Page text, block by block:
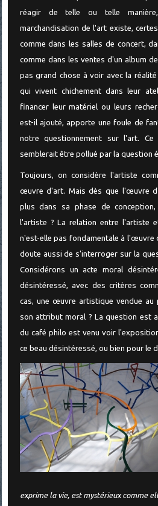
réagir de telle ou telle
marchandisation de l'art existe,
comme dans les salles de concert,
comme dans les ventes d'un album
pas grand chose à voir avec la
qui vivent chichement dans leur
financer leur matériel ou leurs
est-il ajouté, apporte une foule de
notre questionnement sur l'art.
semblerait être pollué par la question
Toujours, on considère l'artiste
œuvre d'art. Mais dès que l'œuvre
plus dans sa phase de
l'artiste ? La relation entre l'artiste
n'est-elle pas fondamentale à l'œuvre
doute aussi de s'interroger sur la
Considérons un acte moral
désintéressé, avec des critères
cas, une œuvre artistique vendue
son attribut moral ? La question est
du café philo est venu voir
ce beau désintéressé, ou bien pour le
exprime la vie, est mystérieux comme